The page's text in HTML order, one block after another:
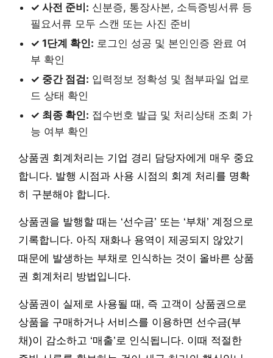
✓ 사전 준비: 신분증, 통장사본, 소득증빙서류 등
필요서류 모두 스캔 또는 사진 준비
✓ 1단계 확인: 로그인 성공 및 본인인증 완료 여
부 확인
✓ 중간 점검: 입력정보 정확성 및 첨부파일 업로
드 상태 확인
✓ 최종 확인: 접수번호 발급 및 처리상태 조회 가
능 여부 확인
상품권 회계처리는 기업 경리 담당자에게 매우 중요
합니다. 발행 시점과 사용 시점의 회계 처리를 명확
히 구분해야 합니다.
상품권을 발행할 때는 ‘선수금’ 또는 ‘부채’ 계정으로
기록합니다. 아직 재화나 용역이 제공되지 않았기
때문에 발생하는 부채로 인식하는 것이 올바른 상품
권 회계처리 방법입니다.
상품권이 실제로 사용될 때, 즉 고객이 상품권으로
상품을 구매하거나 서비스를 이용하면 선수금(부
채)이 감소하고 ‘매출’로 인식됩니다. 이때 적절한